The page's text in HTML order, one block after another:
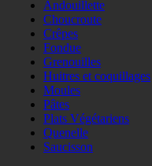
Andouillette
Choucroute
Crêpes
Fondue
Grenouilles
Huitres et coquillages
Moules
Pâtes
Plats Végétariens
Quenelle
Saucisson